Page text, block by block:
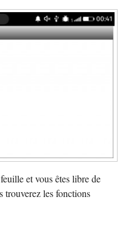
et vous êtes libre de
trouverez les fonctions